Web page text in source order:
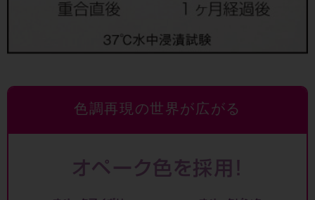
色調再現の世界が広がる
オペーク色を採用！